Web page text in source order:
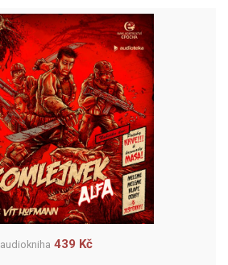
audiokniha 439 Kč